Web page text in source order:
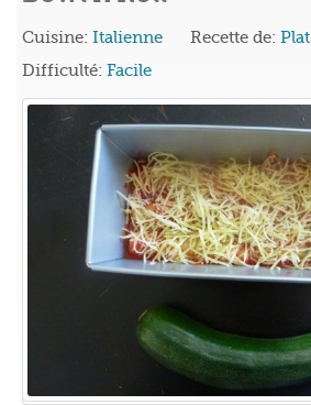
Cuisine: Italienne Recette de: Plat
Difficulté: Facile